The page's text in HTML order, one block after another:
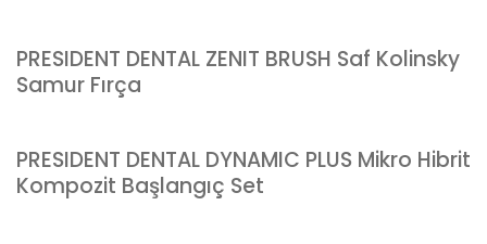
PRESIDENT DENTAL ZENIT BRUSH Saf Kolinsky
Samur Fırça
PRESIDENT DENTAL DYNAMIC PLUS Mikro Hibrit
Kompozit Başlangıç Set